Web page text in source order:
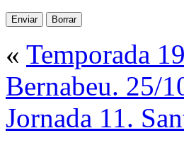
« Temporada
Bernabeu. 25/
Jornada 11.